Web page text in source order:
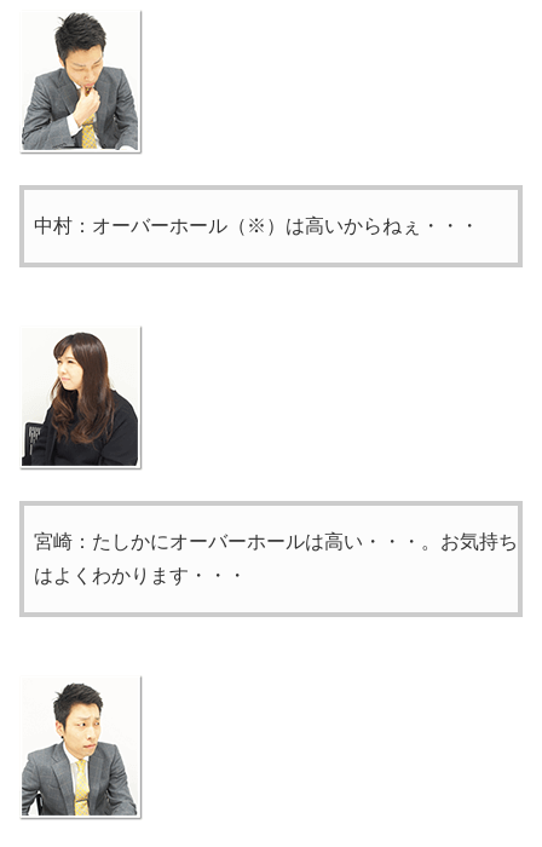
中村：オーバーホール（※）は高いからねぇ・・・
宮崎：たしかにオーバーホールは高い・・・。お気持ち
はよくわかります・・・